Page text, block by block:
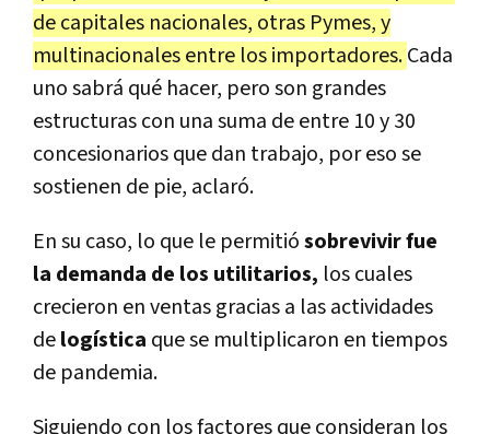
de capitales nacionales, otras Pymes, y
multinacionales entre los importadores.Cada
uno sabrá qué hacer, pero son grandes
estructuras con una suma de entre 10 y 30
concesionarios que dan trabajo, por eso se
sostienen de pie, aclaró.
En su caso, lo que le permitiósobrevivir fue
la demanda de los utilitarios, los cuales
crecieron en ventas gracias a las actividades
delogística que se multiplicaron en tiempos
de pandemia.
Siguiendo con los factores que consideran los